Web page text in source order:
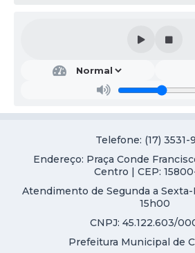
Telefone: (17) 3531-
Endereço: Praça Conde
Centro | CEP:
Atendimento de Segunda a
15h00
CNPJ: 45.122.603/
Prefeitura Municipal de